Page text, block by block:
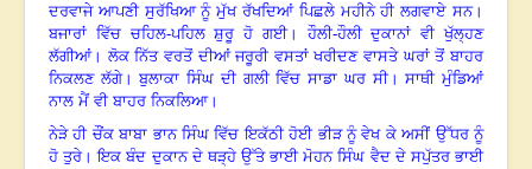
ਦਰਵਾਜੇ ਆਪਣੀ ਸੁਰੱਖਿਆ ਨੂੰ ਮੁੱਖ ਰੱਖਦਿਆਂ ਪਿਛਲੇ ਮਹੀਨੇ ਹੀ ਲਗਵਾਏ ਸਨ।
ਬਜਾਰਾਂ ਵਿੱਚ ਚਹਿਲ-ਪਹਿਲ ਸ਼ੁਰੂ ਹੋ ਗਈ। ਹੌਲੀ-ਹੌਲੀ ਦੁਕਾਨਾਂ ਵੀ ਖੁੱਲ੍ਹਣ
ਲੱਗੀਆਂ। ਲੋਕ ਨਿੱਤ ਵਰਤੋਂ ਦੀਆਂ ਜਰੂਰੀ ਵਸਤਾਂ ਖਰੀਦਣ ਵਾਸਤੇ ਘਰਾਂ ਤੋਂ ਬਾਹਰ
ਨਿਕਲਣ ਲੱਗੇ। ਬੁਲਾਕਾ ਸਿੰਘ ਦੀ ਗਲੀ ਵਿੱਚ ਸਾਡਾ ਘਰ ਸੀ। ਸਾਥੀ ਮੁੰਡਿਆਂ
ਨਾਲ ਮੈਂ ਵੀ ਬਾਹਰ ਨਿਕਲਿਆ।
ਨੇੜੇ ਹੀ ਚੌਂਕ ਬਾਬਾ ਭਾਨ ਸਿੰਘ ਵਿੱਚ ਇਕੱਠੀ ਹੋਈ ਭੀੜ ਨੂੰ ਵੇਖ ਕੇ ਅਸੀਂ ਉੱਧਰ ਨੂੰ
ਹੋ ਤੁਰੇ। ਇਕ ਬੰਦ ਦੁਕਾਨ ਦੇ ਥੜ੍ਹੇ ਉੱਤੇ ਭਾਈ ਮੋਹਨ ਸਿੰਘ ਵੈਦ ਦੇ ਸਪੁੱਤਰ ਭਾਈ